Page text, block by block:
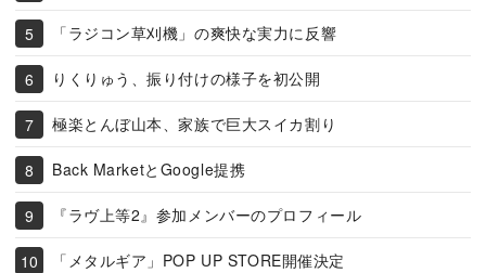
「ラジコン草刈機」の爽快な実力に反響
りくりゅう、振り付けの様子を初公開
極楽とんぼ山本、家族で巨大スイカ割り
Back MarketとGoogle提携
『ラヴ上等2』参加メンバーのプロフィール
「メタルギア」POP UP STORE開催決定